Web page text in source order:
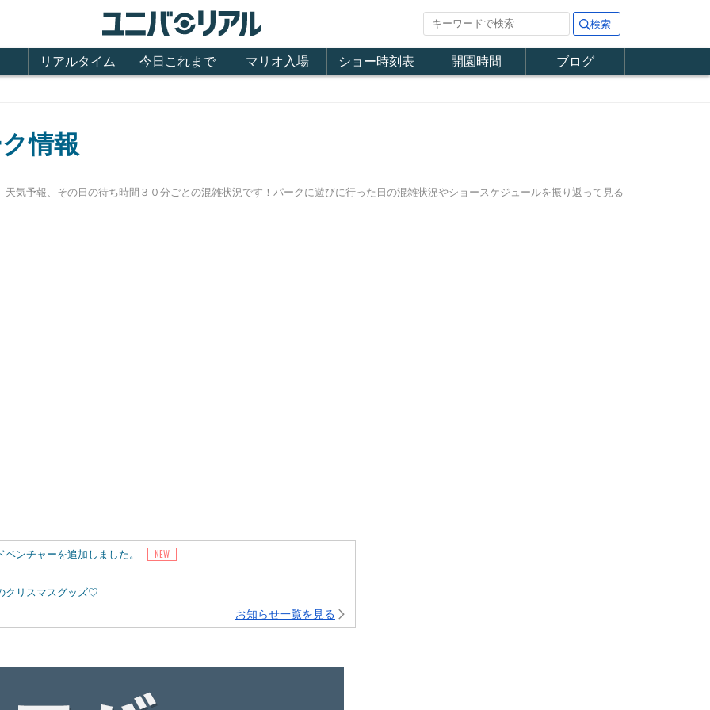
リアルタイム 今日これまで マリオ入場 ショー時刻表 開園時間 ブログ
情報
気予報、その日の待ち時間３０分ごとの混雑状況です！パークに遊びに行った日の混雑状況やショースケジュールを振り返って見る
ンチャーを追加しました。
クリスマスグッズ♡
お知らせ一覧を見る